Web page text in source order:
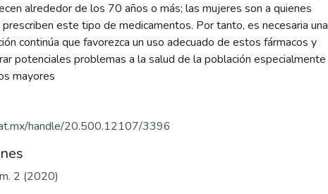
alrededor de los 70 años o más; las mujeres son a quienes
este tipo de medicamentos. Por tanto, es necesaria una
continúa que favorezca un uso adecuado de estos fármacos y
potenciales problemas a la salud de la población especialmente
mayores
handle/20.500.12107/3396
2 (2020)